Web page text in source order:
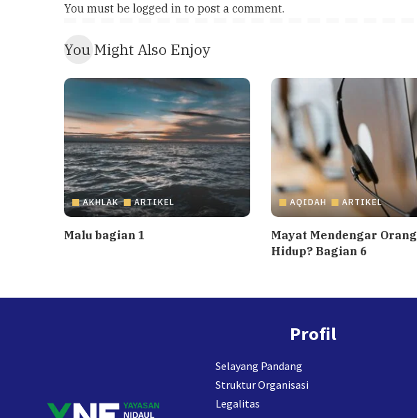
You must be logged in to post a comment.
You Might Also Enjoy
AKHLAK ARTIKEL
Malu bagian 1
AQIDAH ARTIKEL
Mayat Mendengar Orang
Hidup? Bagian 6
Profil
Selayang Pandang
Struktur Organisasi
Legalitas